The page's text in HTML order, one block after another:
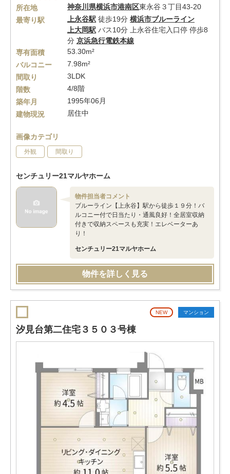
所在地 神奈川県横浜市港南区東永谷３丁目43-20
最寄り駅
上永谷駅 徒歩19分 横浜市ブルーライン
上大岡駅 バス10分 上永谷住宅入口停 停歩8
分 京浜急行電鉄本線
専有面積
53.30m²
バルコニー
7.98m²
間取り
3LDK
階数
4/8階
築年月
1995年06月
建物現況
居住中
画像カテゴリ
外観 間取り
センチュリー21マルヤホーム
物件担当者コメント
ブルーライン【上永谷】駅から徒歩１９分！バ
ルコニー付で日当たり・通風良好！全居室収納
付きで収納スペースも充実！エレベーターあ
り！
センチュリー21マルヤホーム
物件を詳しく見る
NEW マンション
汐見台第二住宅３５０３号棟